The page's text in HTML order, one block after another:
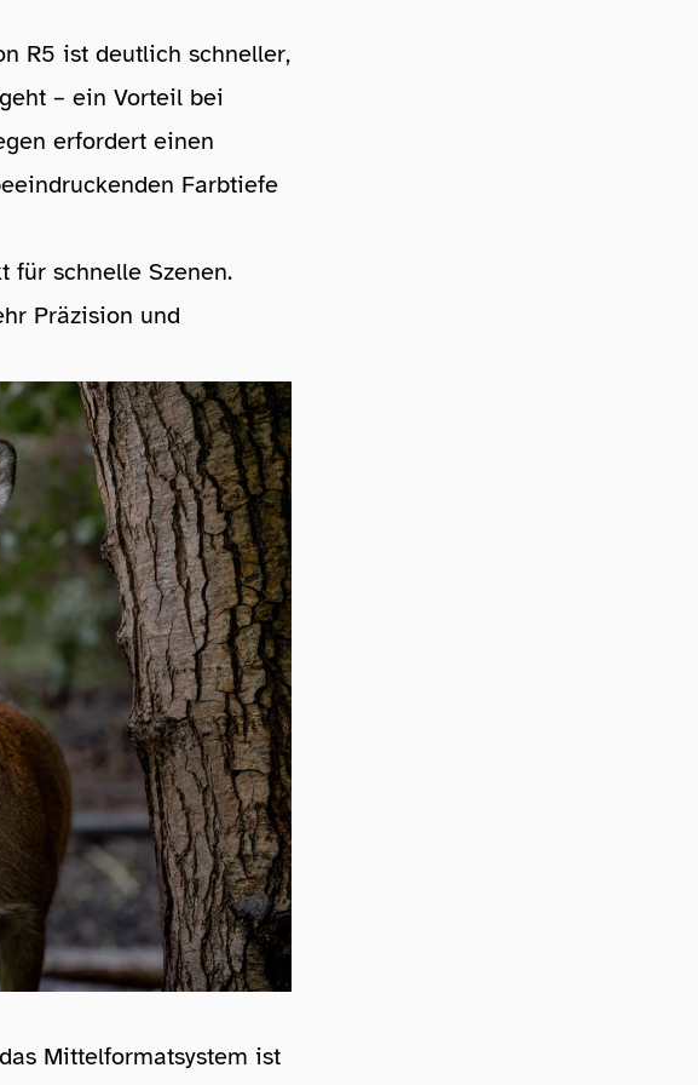
R5 ist deutlich schneller,
– ein Vorteil bei
erfordert einen
Farbtiefe
für schnelle Szenen.
Präzision und
Mittelformatsystem ist